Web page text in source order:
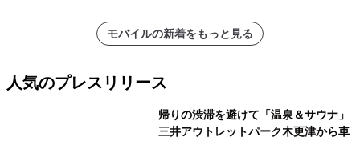
モバイルの新着をもっと見る
人気のプレスリリース
帰りの渋滞を避けて「温泉＆サウナ」
三井アウトレットパーク木更津から車